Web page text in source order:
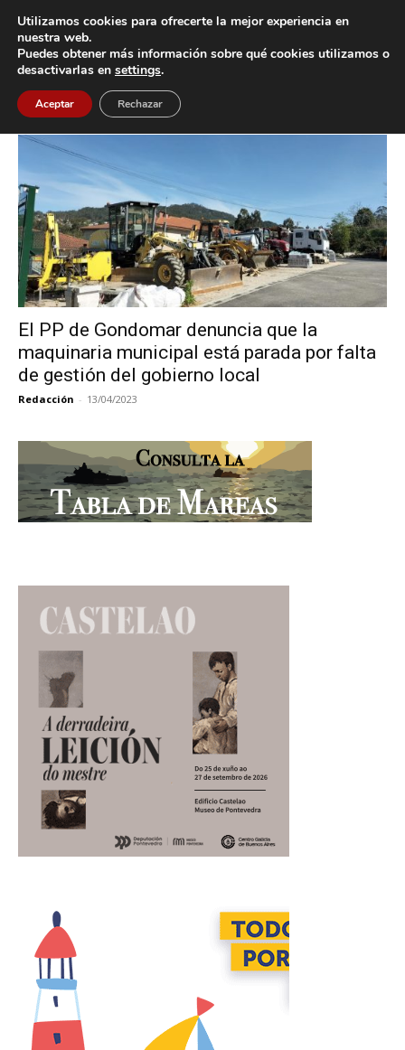
Inicio Etiquetas Maquinaria municipal
Etiqueta: maquinaria municipal
El PP de Gondomar denuncia que la
maquinaria municipal está parada por falta
de gestión del gobierno local
Redacción - 13/04/2023
Utilizamos cookies para ofrecerte la mejor experiencia en
nuestra web.
Puedes obtener más información sobre qué cookies utilizamos o
desactivarlas en settings.
Aceptar Rechazar